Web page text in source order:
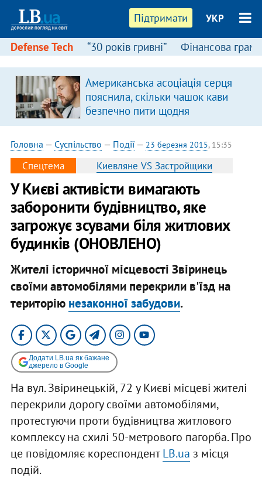
Підтримати УКР
Defense Tech “30 років гривні” Фінансова
Американська асоціація серця
пояснила, скільки чашок кави
безпечно пити щодня
Головна — Суспільство — Події— 23 березня 2015, 15:35
Спецтема Киевляне VS Застройщики
У Києві активісти вимагають
заборонити будівництво, яке
загрожує зсувами біля житлових
будинків (ОНОВЛЕНО)
Жителі історичної місцевості Звіринець
своїми автомобілями перекрили в'їзд на
територію незаконної забудови.
Додати LB.ua як бажане
джерело в Google
На вул. Звіринецькій, 72 у Києві місцеві жителі
перекрили дорогу своїми автомобілями,
протестуючи проти будівництва житлового
комплексу на схилі 50-метрового пагорба. Про
це повідомляє кореспондентLB.ua з місця
подій.